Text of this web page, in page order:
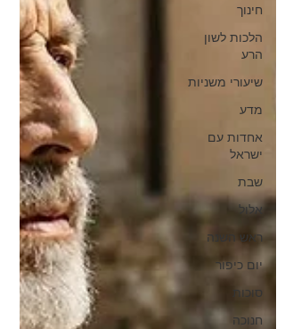
חינוך
הלכות לשון
הרע
שיעורי משניות
מדע
אחדות עם
ישראל
שבת
אלול
ראש השנה
יום כיפור
סוכות
חנוכה